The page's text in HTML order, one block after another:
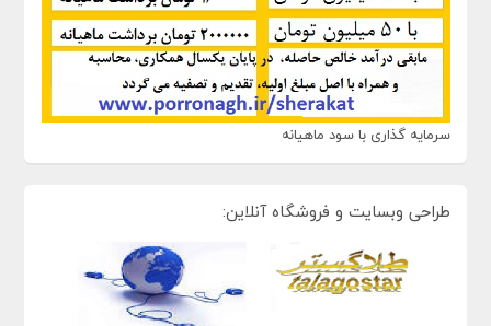
سرمایه گذاری با سود ماهیانه
طراحی وبسایت و فروشگاه آنلاین: